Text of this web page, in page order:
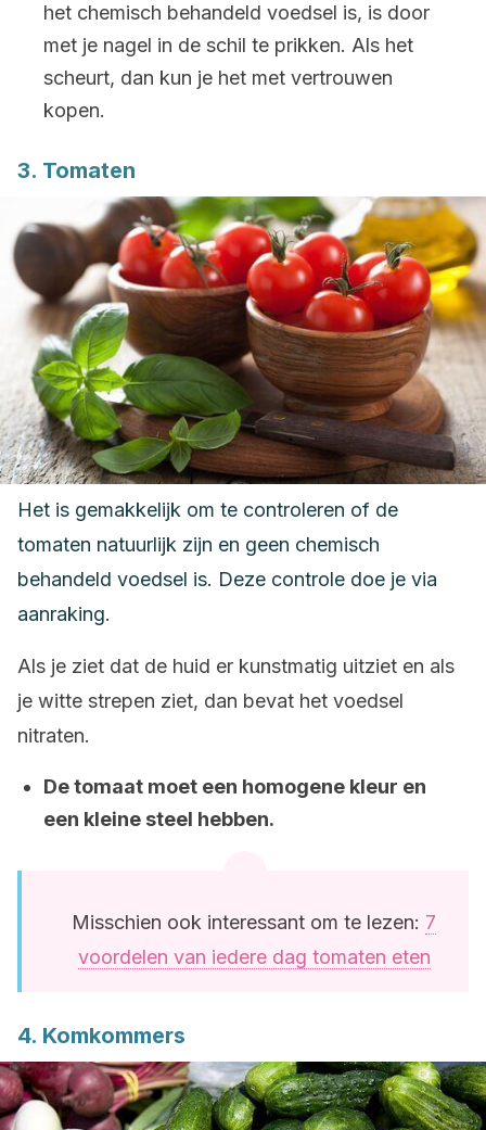
het chemisch behandeld voedsel is, is door
met je nagel in de schil te prikken. Als het
scheurt, dan kun je het met vertrouwen
kopen.
3. Tomaten
Het is gemakkelijk om te controleren of de
tomaten natuurlijk zijn en geen chemisch
behandeld voedsel is. Deze controle doe je via
aanraking.
Als je ziet dat de huid er kunstmatig uitziet en als
je witte strepen ziet, dan bevat het voedsel
nitraten.
De tomaat moet een homogene kleur en
een kleine steel hebben.
Misschien ook interessant om te lezen: 7
voordelen van iedere dag tomaten eten
4. Komkommers